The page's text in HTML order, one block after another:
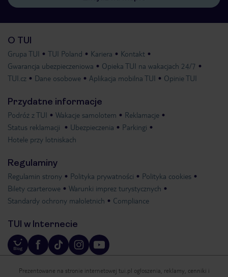
O TUI
Grupa TUI TUI Poland Kariera
Kontakt
Gwarancja ubezpieczeniowa
Opieka TUI na wakacjach 24/7
TUI.cz
Dane osobowe Aplikacja mobilna TUI Opinie TUI
Przydatne informacje
Podróż z TUI Wakacje samolotem
Reklamacje
Status reklamacji
Ubezpieczenia
Parkingi
Hotele przy lotniskach
Regulaminy
Regulamin strony Polityka prywatności
Polityka cookies
Bilety czarterowe
Warunki imprez turystycznych
Standardy ochrony małoletnich
Compliance
TUI w Internecie
Prezentowane na stronie internetowej tui.pl ogłoszenia, reklamy, cenniki i